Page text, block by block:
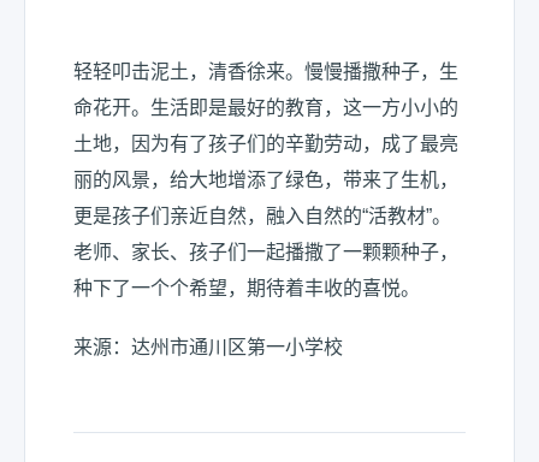
轻轻叩击泥土，清香徐来。慢慢播撒种子，生
命花开。生活即是最好的教育，这一方小小的
土地，因为有了孩子们的辛勤劳动，成了最亮
丽的风景，给大地增添了绿色，带来了生机，
更是孩子们亲近自然，融入自然的“活教材”。
老师、家长、孩子们一起播撒了一颗颗种子，
种下了一个个希望，期待着丰收的喜悦。
来源：达州市通川区第一小学校